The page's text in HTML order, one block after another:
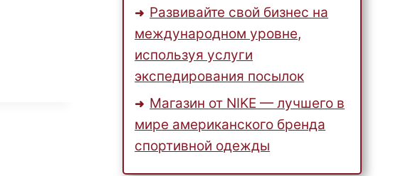
Развивайте свой бизнес на
международном уровне,
используя услуги
экспедирования посылок
Магазин от NIKE — лучшего в
мире американского бренда
спортивной одежды